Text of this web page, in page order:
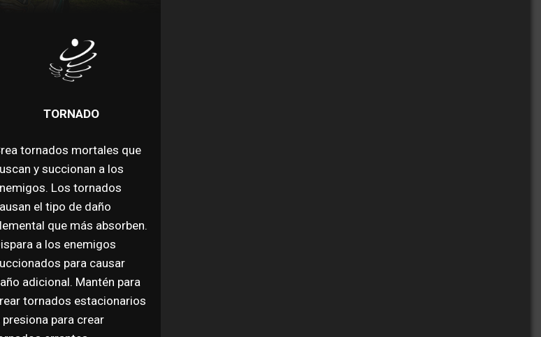
TORNADO
tornados mortales que
y succionan a los
Los tornados
el tipo de daño
que más absorben.
a los enemigos
para causar
adicional. Mantén para
tornados estacionarios
presiona para crear